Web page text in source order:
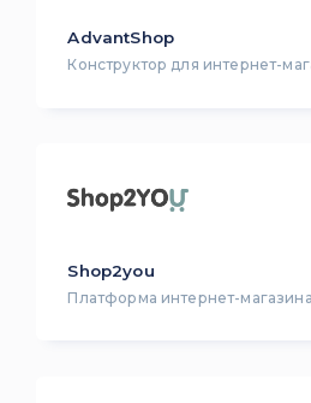
AdvantShop
Конструктор для интернет-
Shop2you
Платформа интернет-